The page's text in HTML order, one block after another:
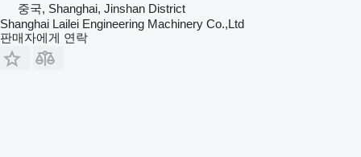
중국, Shanghai, Jinshan District
Shanghai Lailei Engineering Machinery Co.,Ltd
판매자에게 연락